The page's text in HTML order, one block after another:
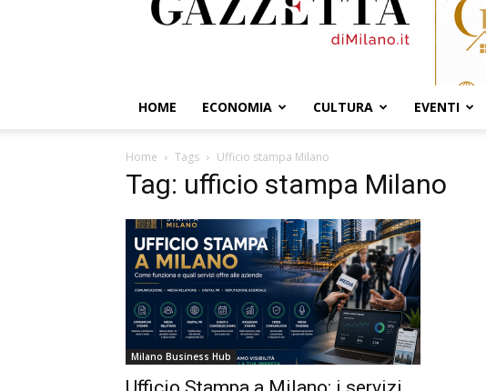
HOME ECONOMIA CULTURA EVENTI
Home Tags Ufficio stampa Milano
Tag: ufficio stampa Milano
Milano Business Hub